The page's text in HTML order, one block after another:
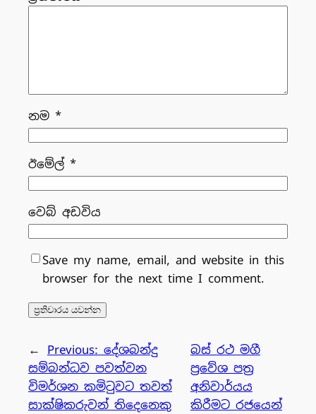
නම *
ඊමේල් *
වෙබ් අඩවිය
Save my name, email, and website in this
browser for the next time I comment.
← Previous: දේශබන්දු
සම්බන්ධව පවත්වන
විමර්ශන කමිටුවට තවත්
සාක්ෂිකරුවන් තිදෙනෙකු
බස් රථ මගී
ප්‍රවේශ පත්‍ර
අනිවාර්යය
කිරීමට රජයෙන්